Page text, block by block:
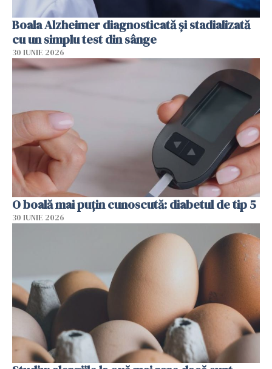
Boala Alzheimer diagnosticată și stadializată
cu un simplu test din sânge
30 IUNIE 2026
O boală mai puțin cunoscută: diabetul de tip 5
30 IUNIE 2026